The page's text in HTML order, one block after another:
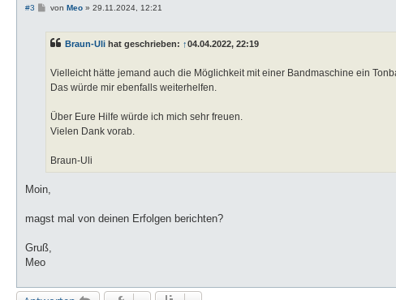
#3
Bvon Meo» 29.11.2024, 12:21
Braun-Uli hat geschrieben: ↑04.04.2022, 22:19
Vielleicht hätte jemand auch die Möglichkeit mit einer Bandmaschine ein
Das würde mir ebenfalls weiterhelfen.
Über Eure Hilfe würde ich mich sehr freuen.
Vielen Dank vorab.
Braun-Uli
Moin,
magst mal von deinen Erfolgen berichten?
Gruß,
Meo